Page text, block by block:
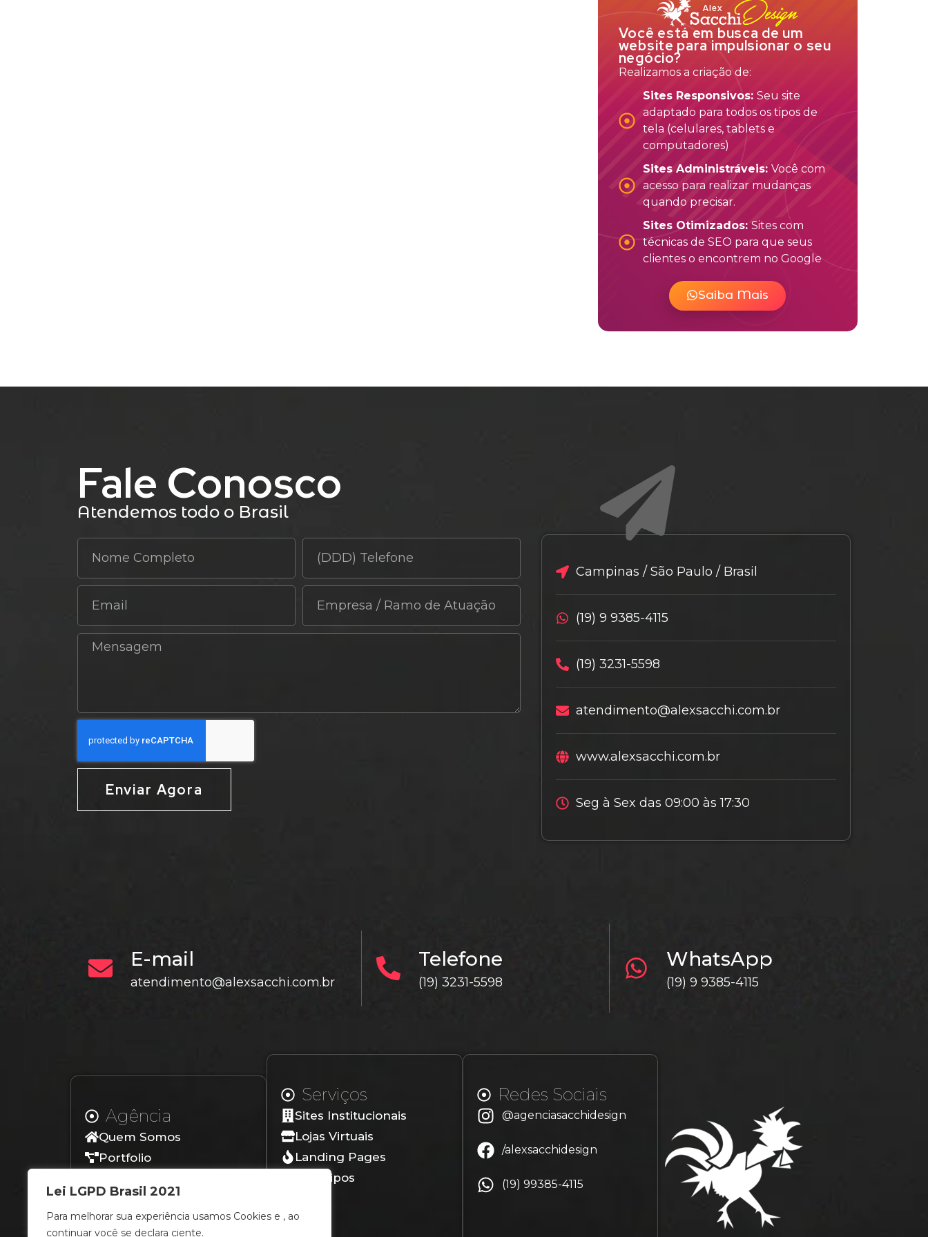
Lei LGPD Brasil 2021
Para melhorar sua experiência usamos Cookies e , ao
continuar você se declara ciente.
Você está em busca de um
website para impulsionar o seu
negócio?
Realizamos a criação de:
Sites Responsivos: Seu site
adaptado para todos os tipos de
tela (celulares, tablets e
computadores)
Sites Administráveis: Você com
acesso para realizar mudanças
quando precisar.
Sites Otimizados: Sites com
técnicas de SEO para que seus
clientes o encontrem no Google
Saiba Mais
Fale Conosco
Atendemos todo o Brasil
Enviar Agora
Campinas / São Paulo / Brasil
(19) 9 9385-4115
(19) 3231-5598
atendimento@alexsacchi.com.br
www.alexsacchi.com.br
Seg à Sex das 09:00 às 17:30
E-mail
atendimento@alexsacchi.com.br
Telefone
(19) 3231-5598
WhatsApp
(19) 9 9385-4115
Agência
Quem Somos
Portfolio
Blog
Contato
Serviços
Sites Institucionais
Lojas Virtuais
Landing Pages
Logotipos
Redes Sociais
@agenciasacchidesign
/alexsacchidesign
(19) 99385-4115